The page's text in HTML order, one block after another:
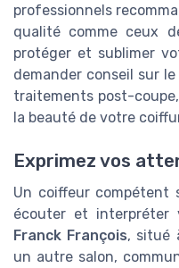
professionnels
qualité comme ceux
protéger et sublimer
demander conseil sur
traitements post-
la beauté de votre
Exprimez vos
Un coiffeur compétent
écouter et interpréter
Franck François, situé
un autre salon,